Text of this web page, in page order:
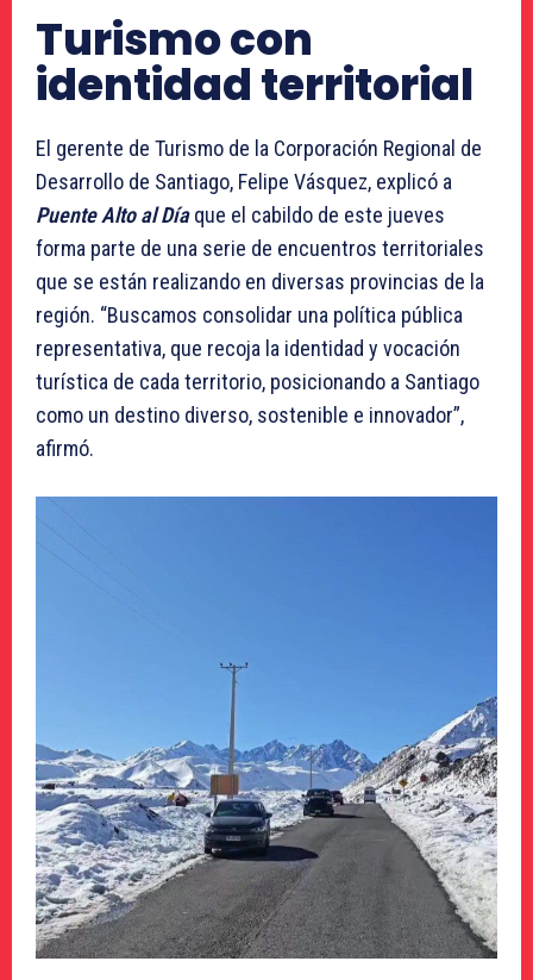
Turismo con
identidad territorial
El gerente de Turismo de la Corporación Regional de
Desarrollo de Santiago, Felipe Vásquez, explicó a
Puente Alto al Díaque el cabildo de este jueves
forma parte de una serie de encuentros territoriales
que se están realizando en diversas provincias de la
región. “Buscamos consolidar una política pública
representativa, que recoja la identidad y vocación
turística de cada territorio, posicionando a Santiago
como un destino diverso, sostenible e innovador”,
afirmó.